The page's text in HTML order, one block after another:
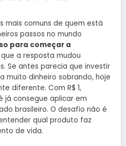
mais comuns de quem está
passos no mundo
para começar a
a resposta mudou
Se antes parecia que investir
muito dinheiro sobrando, hoje
diferente. Com R$ 1,
já consegue aplicar em
brasileiro. O desafio não é
qual produto faz
de vida.